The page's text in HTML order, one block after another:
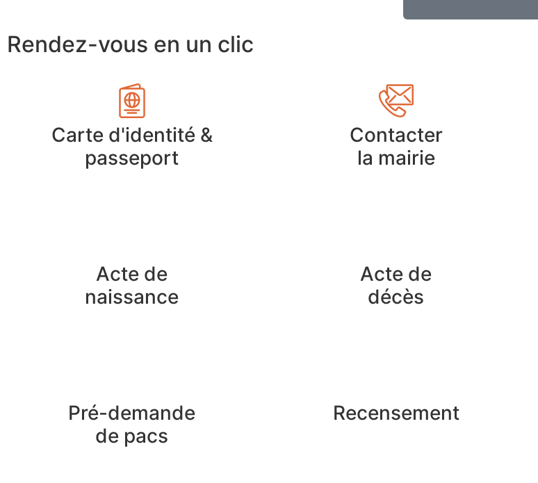
Rendez-vous en un clic
Carte d'identité &
passeport
Contacter
la mairie
Acte de
naissance
Acte de
décès
Pré-demande
de pacs
Recensement